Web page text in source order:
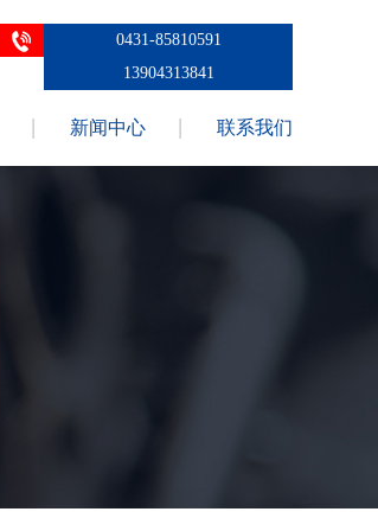
0431-85810591
13904313841
新闻中心 联系我们